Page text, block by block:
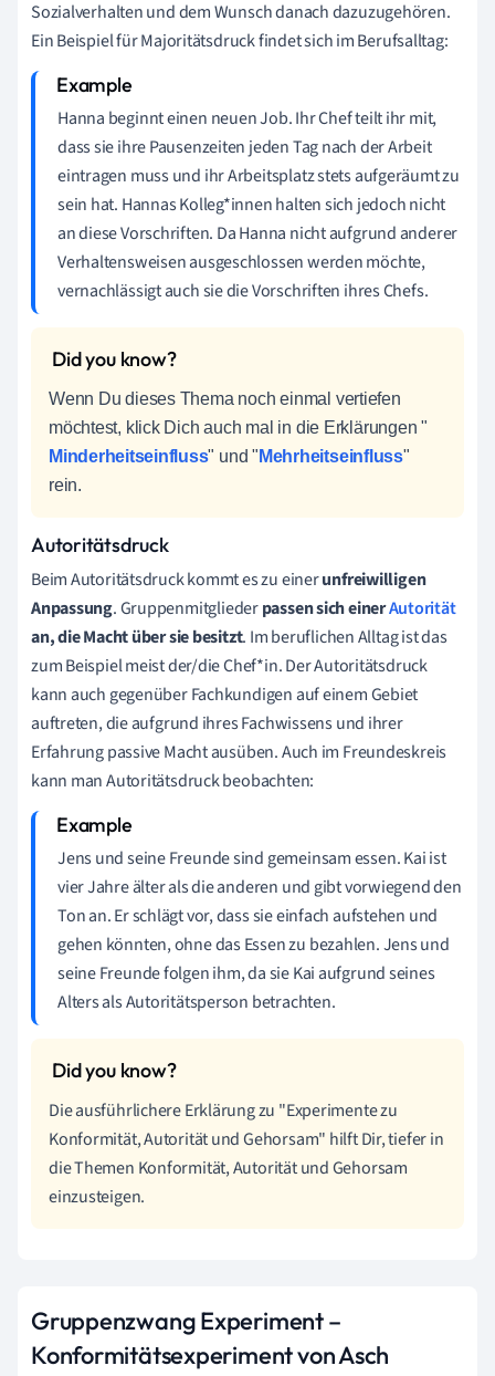
Sozialverhalten und dem Wunsch danach dazuzugehören.
Ein Beispiel für Majoritätsdruck findet sich im Berufsalltag:
Hanna beginnt einen neuen Job. Ihr Chef teilt ihr mit,
dass sie ihre Pausenzeiten jeden Tag nach der Arbeit
eintragen muss und ihr Arbeitsplatz stets aufgeräumt zu
sein hat. Hannas Kolleg*innen halten sich jedoch nicht
an diese Vorschriften. Da Hanna nicht aufgrund anderer
Verhaltensweisen ausgeschlossen werden möchte,
vernachlässigt auch sie die Vorschriften ihres Chefs.
Wenn Du dieses Thema noch einmal vertiefen
möchtest, klick Dich auch mal in die Erklärungen "
Minderheitseinfluss" und " Mehrheitseinfluss"
rein.
Autoritätsdruck
Beim Autoritätsdruck kommt es zu einerunfreiwilligen
Anpassung. Gruppenmitgliederpassen sich einerAutorität
an, die Macht über sie besitzt. Im beruflichen Alltag ist das
zum Beispiel meist der/die Chef*in. Der Autoritätsdruck
kann auch gegenüber Fachkundigen auf einem Gebiet
auftreten, die aufgrund ihres Fachwissens und ihrer
Erfahrung passive Macht ausüben. Auch im Freundeskreis
kann man Autoritätsdruck beobachten:
Jens und seine Freunde sind gemeinsam essen. Kai ist
vier Jahre älter als die anderen und gibt vorwiegend den
Ton an. Er schlägt vor, dass sie einfach aufstehen und
gehen könnten, ohne das Essen zu bezahlen. Jens und
seine Freunde folgen ihm, da sie Kai aufgrund seines
Alters als Autoritätsperson betrachten.
Die ausführlichere Erklärung zu "Experimente zu
Konformität, Autorität und Gehorsam" hilft Dir, tiefer in
die Themen Konformität, Autorität und Gehorsam
einzusteigen.
Gruppenzwang Experiment –
Konformitätsexperiment von Asch